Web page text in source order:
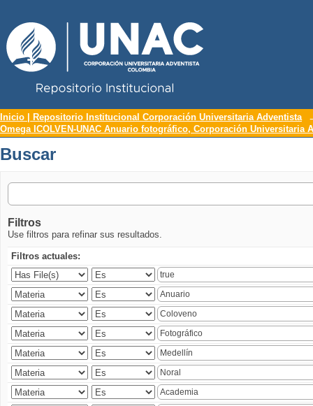
Buscar
Inicio | Repositorio Institucional Corporación Universitaria Adventista
Omega ICOLVEN-UNAC Anuario fotográfico, Corporación Universitaria
Buscar
Filtros
Use filtros para refinar sus resultados.
Filtros actuales: